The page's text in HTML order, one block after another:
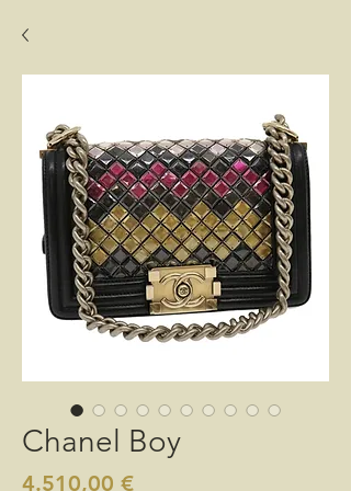
Chanel Boy
4.510,00 €Preis